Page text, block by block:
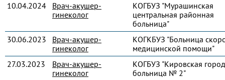
10.04.2024
Врач-акушер-
гинеколог
КОГБУЗ "Мурашинская
центральная районная
больница"
30.06.2023
Врач-акушер-
гинеколог
КОГКБУЗ "Больница
медицинской помощи"
27.03.2023
Врач-акушер-
гинеколог
КОГБУЗ "Кировская
больница № 2"